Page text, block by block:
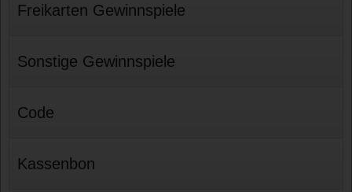
Freikarten Gewinnspiele
Sonstige Gewinnspiele
Code
Kassenbon